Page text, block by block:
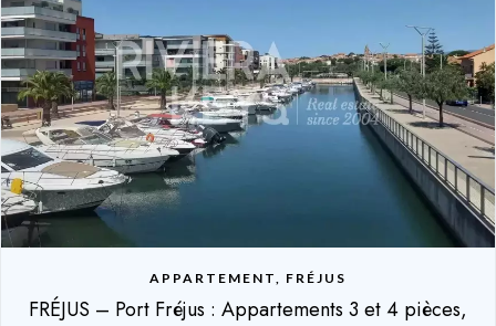
APPARTEMENT, FRÉJUS
FRÉJUS – Port Fréjus : Appartements 3 et 4 pièces,